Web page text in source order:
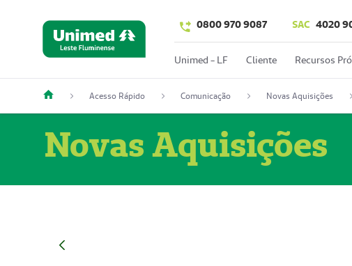
0800 970 9087 SAC 4020
Unimed - LF Cliente Recursos
Acesso Rápido Comunicação Novas Aquisições
Novas Aquisições